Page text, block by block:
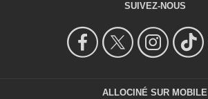
SUIVEZ-NOUS
ALLOCINÉ SUR MOBILE